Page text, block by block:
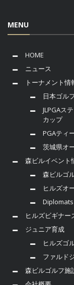
MENU
HOME
ニュース
トーナメント情
日本ゴル
JLPGAス
カップ
PGAティ
茨城県オ
森ビルイベント
森ビルゴ
ヒルズオ
ヒルズビギナー
ジュニア育成
ヒルズゴ
ファルド
森ビルゴルフ施